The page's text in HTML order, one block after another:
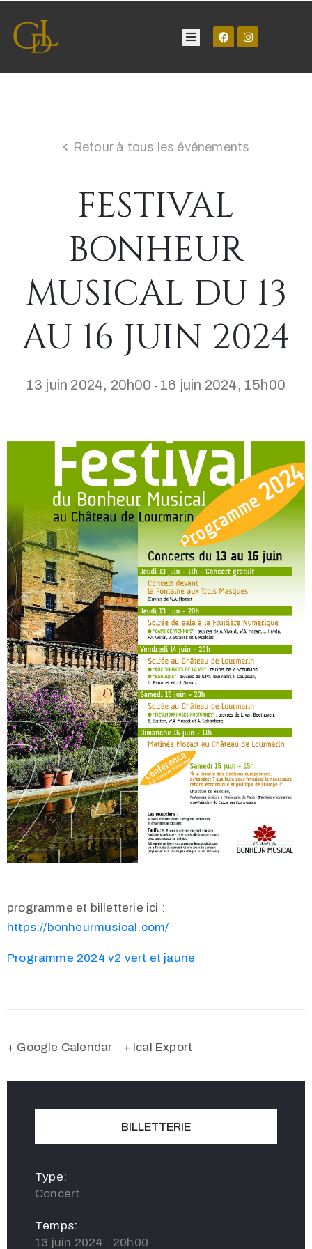
ManifestationsRetour à tous les événements
FESTIVAL
BONHEUR
MUSICAL DU 13
AU 16 JUIN 2024
13 juin 2024, 20h00 - 16 juin 2024, 15h00
programme et billetterie ici :
https://bonheurmusical.com/
Programme 2024 v2 vert et jaune
+ Google Calendar + Ical Export
BILLETTERIE
Type:
Concert
Temps:
13 juin 2024 - 20h00